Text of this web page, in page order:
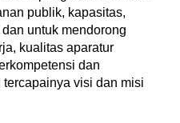
publik, kapasitas,
untuk mendorong
kualitas aparatur
dan
visi dan misi